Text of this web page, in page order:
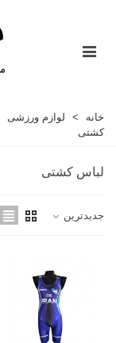
خانه > لوازم ورزشی
کشتی
لباس کشتی
جدیدترین